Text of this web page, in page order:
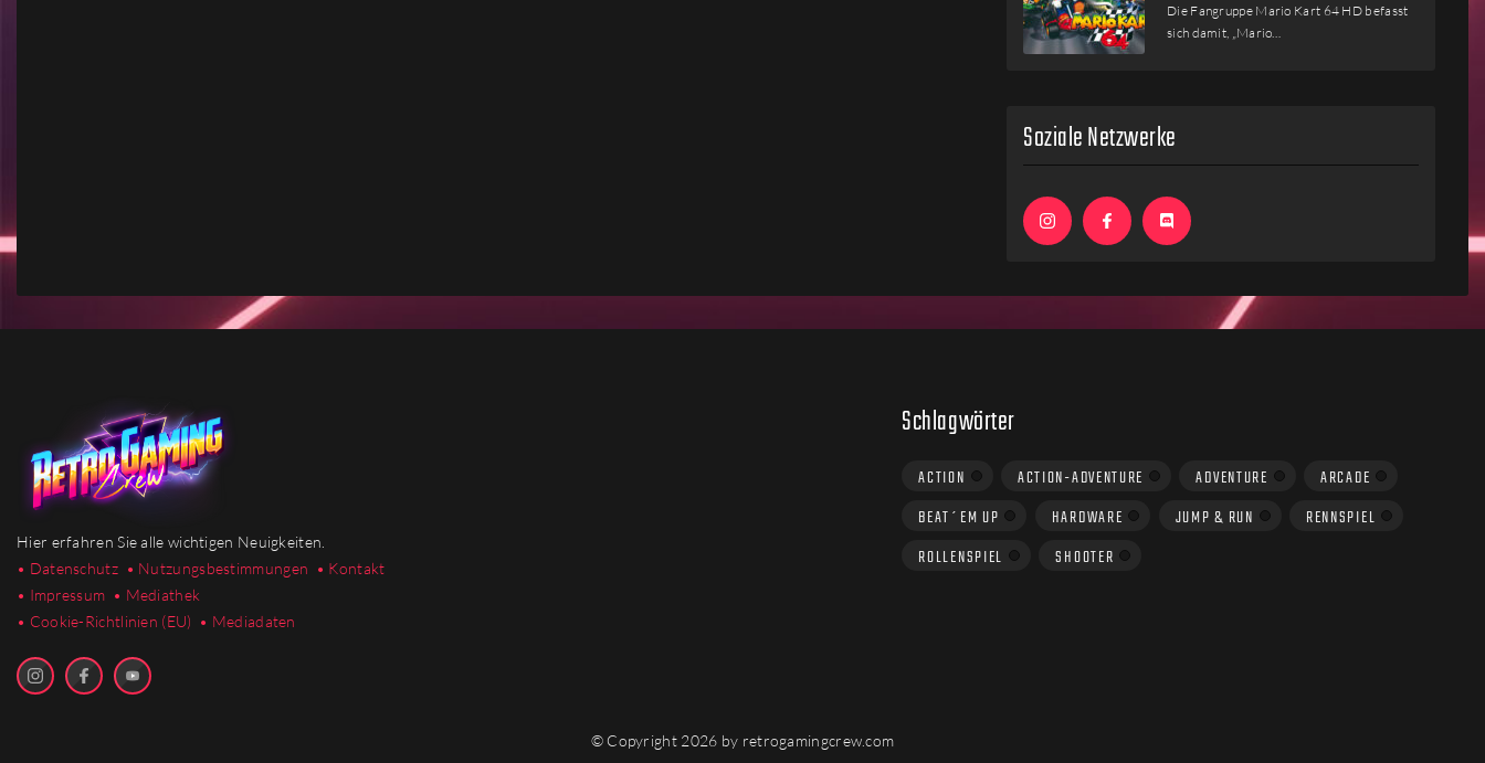
Die Fangruppe Mario Kart 64 HD befasst
sich damit, „Mario…
Soziale Netzwerke
Hier erfahren Sie alle wichtigen Neuigkeiten.
• Datenschutz • Nutzungsbestimmungen • Kontakt
• Impressum • Mediathek
• Cookie-Richtlinien (EU) • Mediadaten
Schlagwörter
ACTION ACTION-ADVENTURE ADVENTURE
ARCADE
BEAT´EM UP
HARDWARE JUMP & RUN
RENNSPIEL
ROLLENSPIEL
SHOOTER
© Copyright 2026 by retrogamingcrew.com